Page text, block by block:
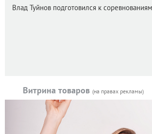
Влад Туйнов подготовился к
Витрина товаров (на правах рекламы)